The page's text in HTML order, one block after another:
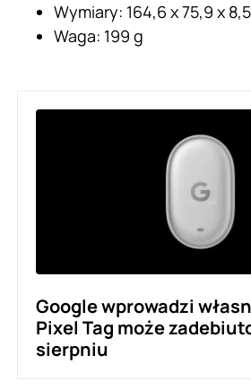
Wymiary: 164,6 x 75,9 x
Waga: 199 g
Google wprowadzi
Pixel Tag może
sierpniu